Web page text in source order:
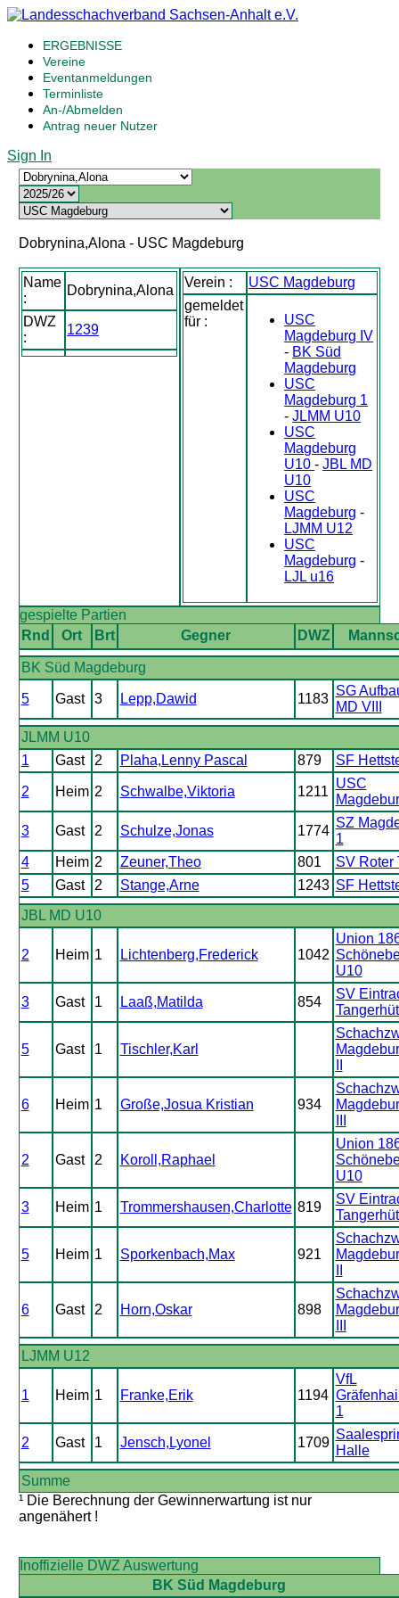
ERGEBNISSE
Vereine
Eventanmeldungen
Terminliste
An-/Abmelden
Antrag neuer Nutzer
Sign In
Dobrynina,Alona - USC Magdeburg
Name
:
Dobrynina,Alona
DWZ
:
1239
Verein :
USC Magdeburg
gemeldet
für :
USC
Magdeburg IV
- BK Süd
Magdeburg
USC
Magdeburg 1
-JLMM U10
USC
Magdeburg
U10-JBL MD
U10
USC
Magdeburg -
LJMM U12
USC
Magdeburg -
LJL u16
gespielte Partien
Rnd
Ort Brt Gegner DWZ
BK Süd Magdeburg
5 Gast 3 Lepp,Dawid 1183
SG
MD VIII
JLMM U10
1
Gast 2 Plaha,Lenny Pascal 879 SF
2 Heim 2 Schwalbe,Viktoria 1211
USC
3 Gast 2 Schulze,Jonas 1774
SZ
1
4
Heim 2 Zeuner,Theo 801
SV Roter
5
Gast 2 Stange,Arne 1243 SF
JBL MD U10
2 Heim 1 Lichtenberg,Frederick 1042
Union
U10
3 Gast 1 Laaß,Matilda 854
SV
5 Gast 1 Tischler,Karl
6 Heim 1 Große,Josua Kristian 934
2 Gast 2 Koroll,Raphael
Union
U10
3 Heim 1 Trommershausen,Charlotte 819
SV
5 Heim 1 Sporkenbach,Max 921
6 Gast 2 Horn,Oskar 898
LJMM U12
1 Heim 1 Franke,Erik 1194
VfL
1
2 Gast 1 Jensch,Lyonel 1709
Halle
Summe
¹ Die Berechnung der Gewinnerwartung ist nur
angenähert !
Inoffizielle DWZ Auswertung
BK Süd Magdeburg